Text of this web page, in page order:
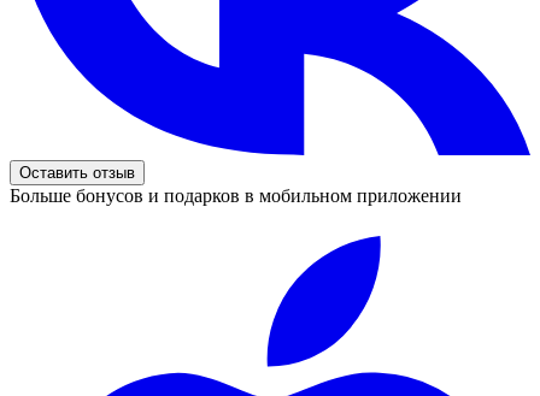
Оставить отзыв
Больше бонусов и подарков в мобильном приложении